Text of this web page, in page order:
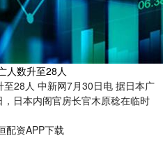
人数升至28人
28人 中新网7月30日电 据日本广
日本内阁官房长官木原稔在临时
配资APP下载